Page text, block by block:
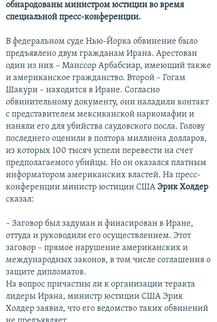
обнародованы министром юстиции во время
специальной пресс-конференции.
В федеральном суде Нью-Йорка обвинение было
предъявлено двум гражданам Ирана. Арестован
один из них – Манссор Арбабсиар, имеющий также
и американское гражданство. Второй – Гогам
Шакури – находится в Иране. Согласно
обвинительному документу, они наладили контакт
с представителем мексиканской наркомафии и
наняли его для убийства саудовского посла. Голову
последнего оценили в полтора миллиона долларов,
из которых 100 тысяч успели перевести на счет
предполагаемого убийцы. Но он оказался платным
информатором американских властей. На пресс-
конференции министр юстиции США Эрик Холдер
сказал:
– Заговор был задуман и финасирован в Иране,
оттуда и руководили его осуществлением. Этот
заговор – прямое нарушение американских и
международных законов, в том числе соглашения о
защите дипломатов.
На вопрос причастны ли к организации теракта
лидеры Ирана, министр юстиции США Эрик
Холдер заявил, что его ведомство таких обвинений